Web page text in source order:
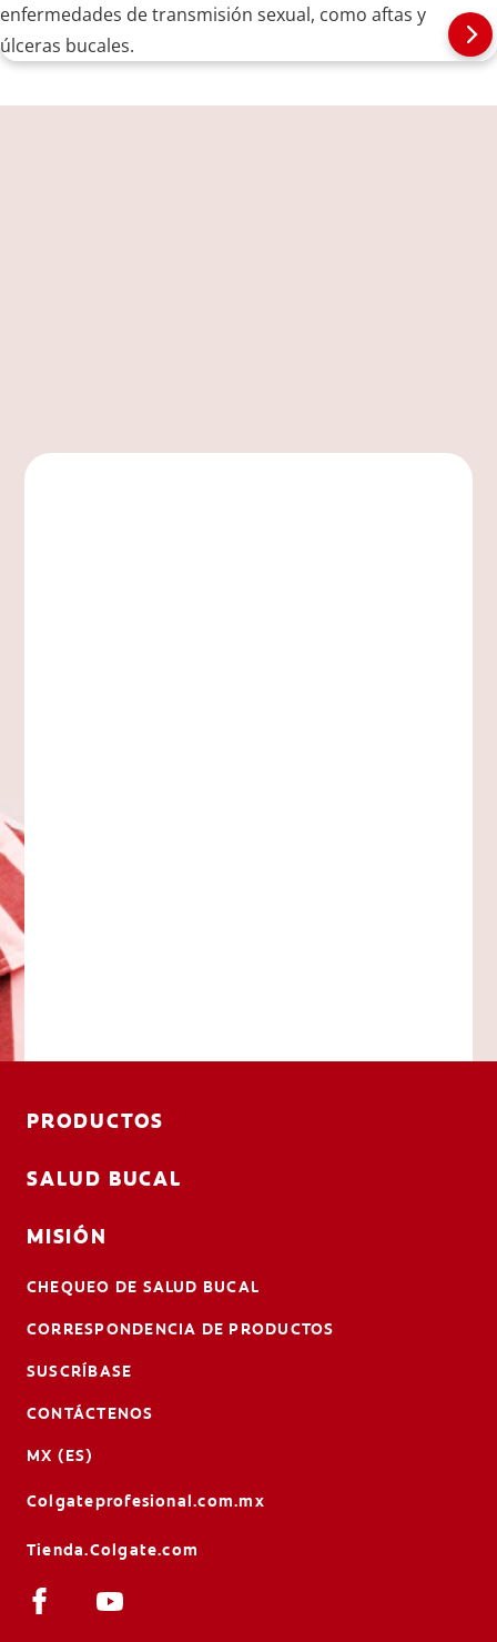
enfermedades de transmisión sexual, como aftas y
úlceras bucales.
PRODUCTOS
SALUD BUCAL
MISIÓN
CHEQUEO DE SALUD BUCAL
CORRESPONDENCIA DE PRODUCTOS
SUSCRÍBASE
CONTÁCTENOS
MX (ES)
Colgateprofesional.com.mx
Tienda.Colgate.com